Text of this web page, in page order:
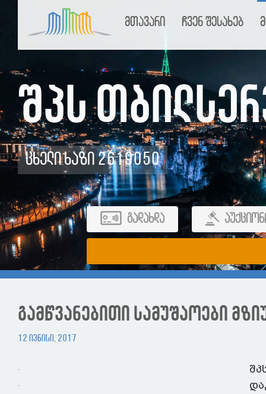
მთავარი ჩვენ შესახებ
შპს
ცხელი ხაზი 2619050
გადახდა
გამწვანებითი სამუშაოები
12 ივნისი, 2017